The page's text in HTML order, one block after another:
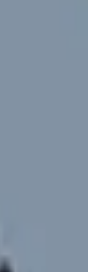
ているのか
単に退職をす